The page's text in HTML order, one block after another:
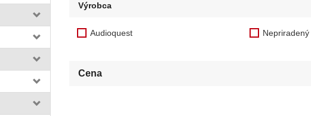
Výrobca
Audioquest Nepriradený
Cena